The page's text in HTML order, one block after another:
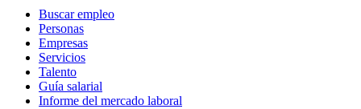
Buscar empleo
Personas
Empresas
Servicios
Talento
Guía salarial
Informe del mercado laboral